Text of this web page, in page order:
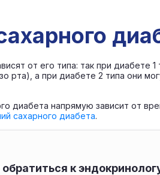
от его типа: так при диабете
рта), а при диабете 2 типа они
диабета напрямую зависит от
сахарного диабета.
к